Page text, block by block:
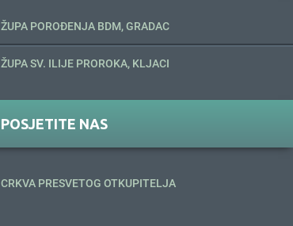
ŽUPA POROĐENJA BDM, GRADAC
ŽUPA SV. ILIJE PROROKA, KLJACI
POSJETITE NAS
CRKVA PRESVETOG OTKUPITELJA